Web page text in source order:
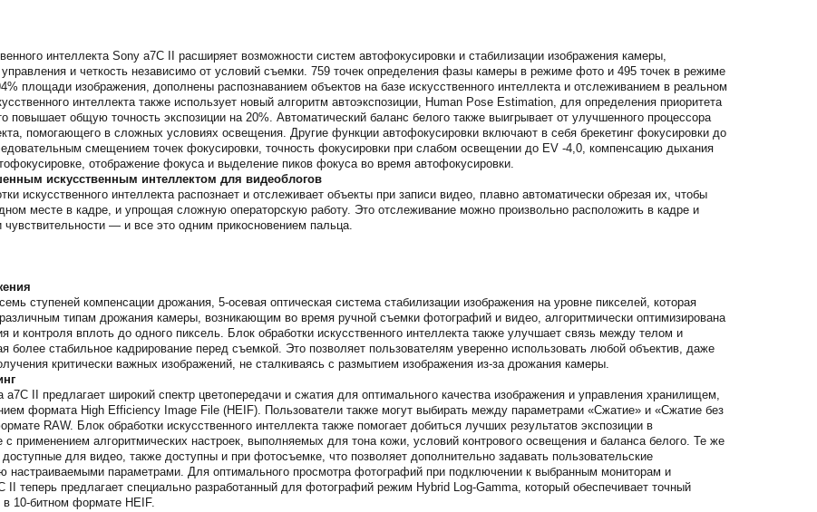
интеллекта Sony a7C II расширяет возможности систем автофокусировки и стабилизации изображения камеры,
и четкость независимо от условий съемки. 759 точек определения фазы камеры в режиме фото и 495 точек в режиме
площади изображения, дополнены распознаванием объектов на базе искусственного интеллекта и отслеживанием в реальном
интеллекта также использует новый алгоритм автоэкспозиции, Human Pose Estimation, для определения приоритета
повышает общую точность экспозиции на 20%. Автоматический баланс белого также выигрывает от улучшенного процессора
помогающего в сложных условиях освещения. Другие функции автофокусировки включают в себя брекетинг фокусировки до
смещением точек фокусировки, точность фокусировки при слабом освещении до EV -4,0, компенсацию дыхания
отображение фокуса и выделение пиков фокуса во время автофокусировки.
искусственным интеллектом для видеоблогов
искусственного интеллекта распознает и отслеживает объекты при записи видео, плавно автоматически обрезая их, чтобы
месте в кадре, и упрощая сложную операторскую работу. Это отслеживание можно произвольно расположить в кадре и
чувствительности — и все это одним прикосновением пальца.
ступеней компенсации дрожания, 5-осевая оптическая система стабилизации изображения на уровне пикселей, которая
различным типам дрожания камеры, возникающим во время ручной съемки фотографий и видео, алгоритмически оптимизирована
и контроля вплоть до одного пиксель. Блок обработки искусственного интеллекта также улучшает связь между телом и
более стабильное кадрирование перед съемкой. Это позволяет пользователям уверенно использовать любой объектив, даже
критически важных изображений, не сталкиваясь с размытием изображения из-за дрожания камеры.
II предлагает широкий спектр цветопередачи и сжатия для оптимального качества изображения и управления хранилищем,
формата High Efficiency Image File (HEIF). Пользователи также могут выбирать между параметрами «Сжатие» и «Сжатие без
RAW. Блок обработки искусственного интеллекта также помогает добиться лучших результатов экспозиции в
применением алгоритмических настроек, выполняемых для тона кожи, условий контрового освещения и баланса белого. Те же
для видео, также доступны и при фотосъемке, что позволяет дополнительно задавать пользовательские
настраиваемыми параметрами. Для оптимального просмотра фотографий при подключении к выбранным мониторам и
II теперь предлагает специально разработанный для фотографий режим Hybrid Log-Gamma, который обеспечивает точный
в 10-битном формате HEIF.